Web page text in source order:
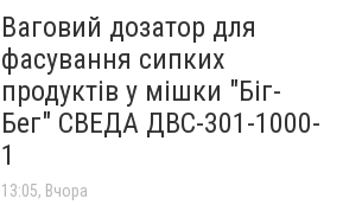
Ваговий дозатор для
фасування сипких
продуктів у мішки "Біг-
Бег" СВЕДА ДВС-301-1000-
1
13:05, Вчора